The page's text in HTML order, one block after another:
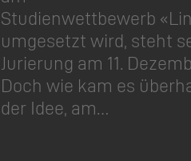
Studienwettbewerb
umgesetzt wird, steht
Jurierung am 11.
Doch wie kam es
der Idee, am…